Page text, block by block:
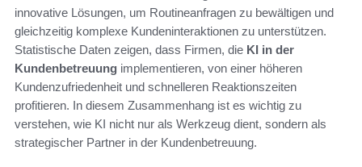
innovative Lösungen, um Routineanfragen zu bewältigen und
gleichzeitig komplexe Kundeninteraktionen zu unterstützen.
Statistische Daten zeigen, dass Firmen, die KI in der
Kundenbetreuung implementieren, von einer höheren
Kundenzufriedenheit und schnelleren Reaktionszeiten
profitieren. In diesem Zusammenhang ist es wichtig zu
verstehen, wie KI nicht nur als Werkzeug dient, sondern als
strategischer Partner in der Kundenbetreuung.